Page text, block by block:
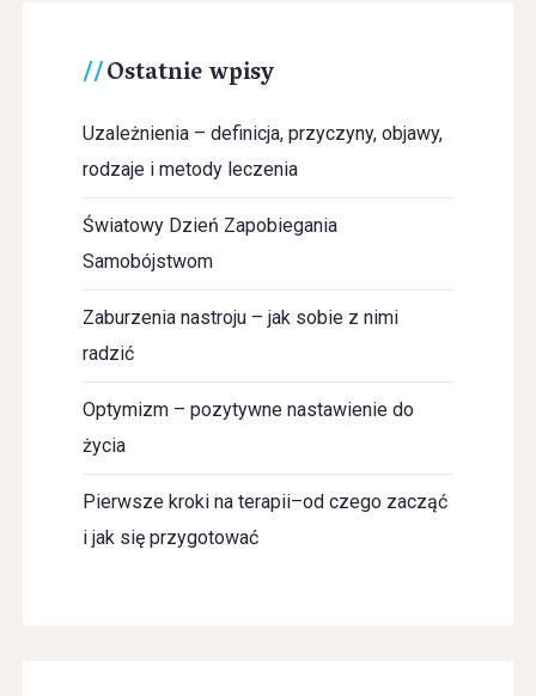
Ostatnie wpisy
Uzależnienia – definicja, przyczyny, objawy,
rodzaje i metody leczenia
Światowy Dzień Zapobiegania
Samobójstwom
Zaburzenia nastroju – jak sobie z nimi
radzić
Optymizm – pozytywne nastawienie do
życia
Pierwsze kroki na terapii–od czego zacząć
i jak się przygotować